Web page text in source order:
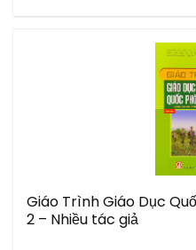
Giáo Trình Giáo Dục
2 – Nhiều tác giả